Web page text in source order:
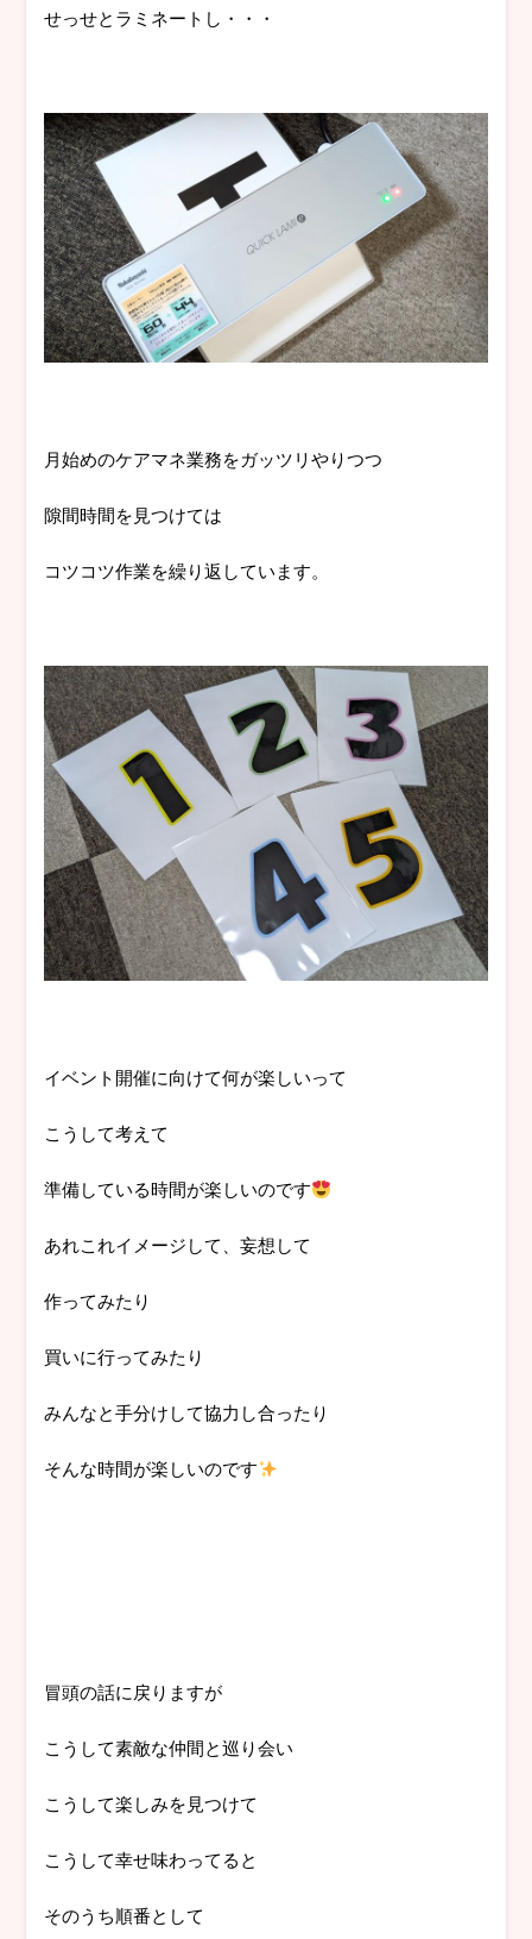
せっせとラミネートし・・・
月始めのケアマネ業務をガッツリやりつつ
隙間時間を見つけては
コツコツ作業を繰り返しています。
イベント開催に向けて何が楽しいって
こうして考えて
準備している時間が楽しいのです
あれこれイメージして、妄想して
作ってみたり
買いに行ってみたり
みんなと手分けして協力し合ったり
そんな時間が楽しいのです
冒頭の話に戻りますが
こうして素敵な仲間と巡り会い
こうして楽しみを見つけて
こうして幸せ味わってると
そのうち順番として